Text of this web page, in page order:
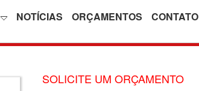
NOTÍCIAS ORÇAMENTOS CONTATO
SOLICITE UM ORÇAMENTO